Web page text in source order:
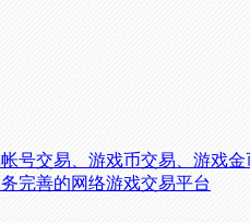
号交易、游戏币交易、游戏
完善的网络游戏交易平台